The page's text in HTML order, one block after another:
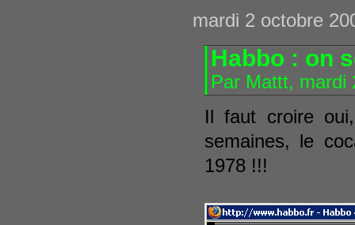
mardi 2 octobre
Habbo : on
Par Mattt,
Il faut croire
semaines, le
1978 !!!